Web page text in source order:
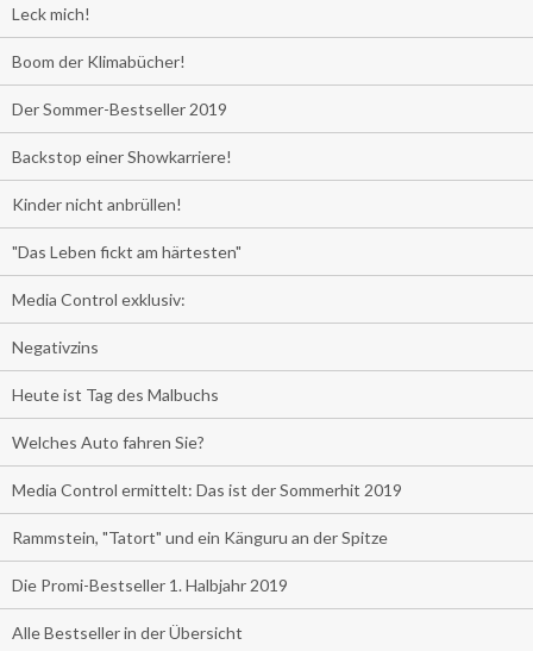
Leck mich!
Boom der Klimabücher!
Der Sommer-Bestseller 2019
Backstop einer Showkarriere!
Kinder nicht anbrüllen!
"Das Leben fickt am härtesten"
Media Control exklusiv:
Negativzins
Heute ist Tag des Malbuchs
Welches Auto fahren Sie?
Media Control ermittelt: Das ist der Sommerhit 2019
Rammstein, "Tatort" und ein Känguru an der Spitze
Die Promi-Bestseller 1. Halbjahr 2019
Alle Bestseller in der Übersicht